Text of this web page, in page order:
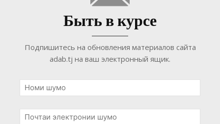
Быть в курсе
Подпишитесь на обновления материалов сайта
adab.tj на ваш электронный ящик.